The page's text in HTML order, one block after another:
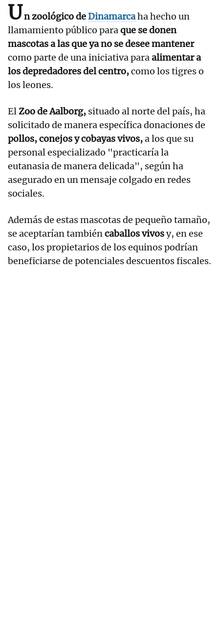
Un zoológico deDinamarcaha hecho un
llamamiento público paraque se donen
mascotas a las que ya no se desee mantener
como parte de una iniciativa paraalimentar a
los depredadores del centro,como los tigres o
los leones.
ElZoo de Aalborg, situado al norte del país, ha
solicitado de manera específica donaciones de
pollos, conejos y cobayas vivos,a los que su
personal especializado "practicaría la
eutanasia de manera delicada", según ha
asegurado en un mensaje colgado en redes
sociales.
Además de estas mascotas de pequeño tamaño,
se aceptarían tambiéncaballos vivosy, en ese
caso, los propietarios de los equinos podrían
beneficiarse de potenciales descuentos fiscales.